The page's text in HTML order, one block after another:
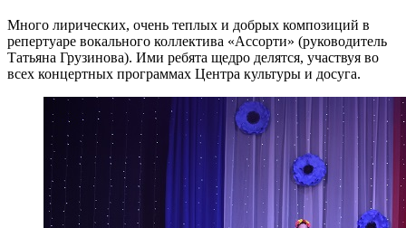
Много лирических, очень теплых и добрых композиций в
репертуаре вокального коллектива «Ассорти» (руководитель
Татьяна Грузинова). Ими ребята щедро делятся, участвуя во
всех концертных программах Центра культуры и досуга.